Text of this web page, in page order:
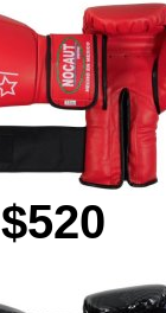
$520